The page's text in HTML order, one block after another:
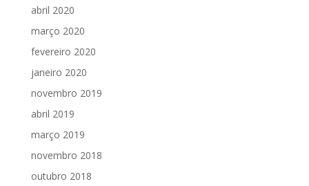
abril 2020
março 2020
fevereiro 2020
janeiro 2020
novembro 2019
abril 2019
março 2019
novembro 2018
outubro 2018